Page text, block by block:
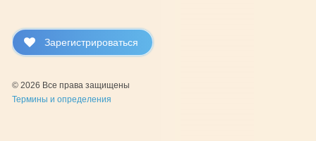
Зарегистрироваться
© 2026 Все права защищены
Термины и определения